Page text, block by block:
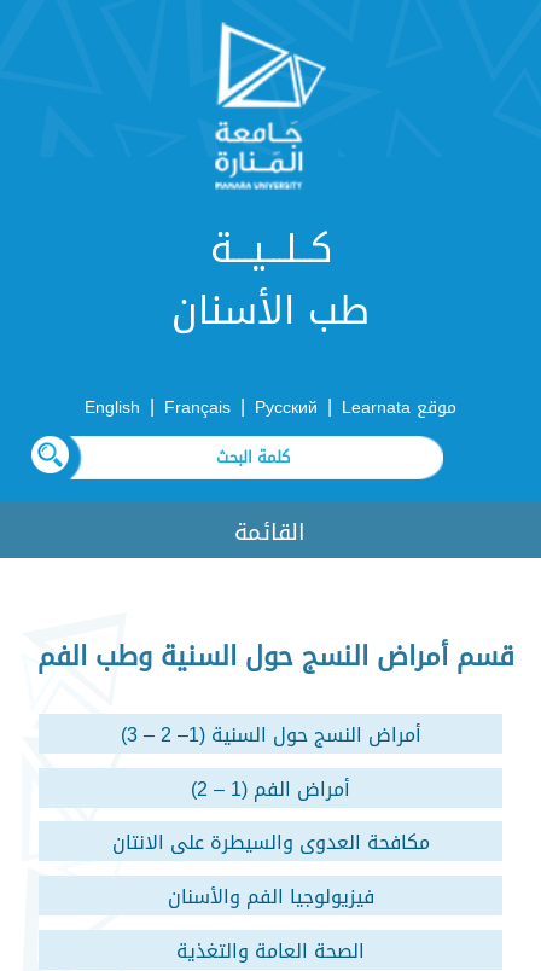
كــلـــيـــة
طب الأسنان
موقع Learnata |
Русский
|
Français
|
English
القائمة
قسم أمراض النسج حول السنية وطب الفم
أمراض النسج حول السنية (1– 2 – 3)
أمراض الفم (1 – 2)
مكافحة العدوى والسيطرة على الانتان
فيزيولوجيا الفم والأسنان
الصحة العامة والتغذية